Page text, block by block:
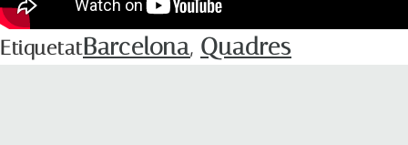
EtiquetatBarcelona, Quadres